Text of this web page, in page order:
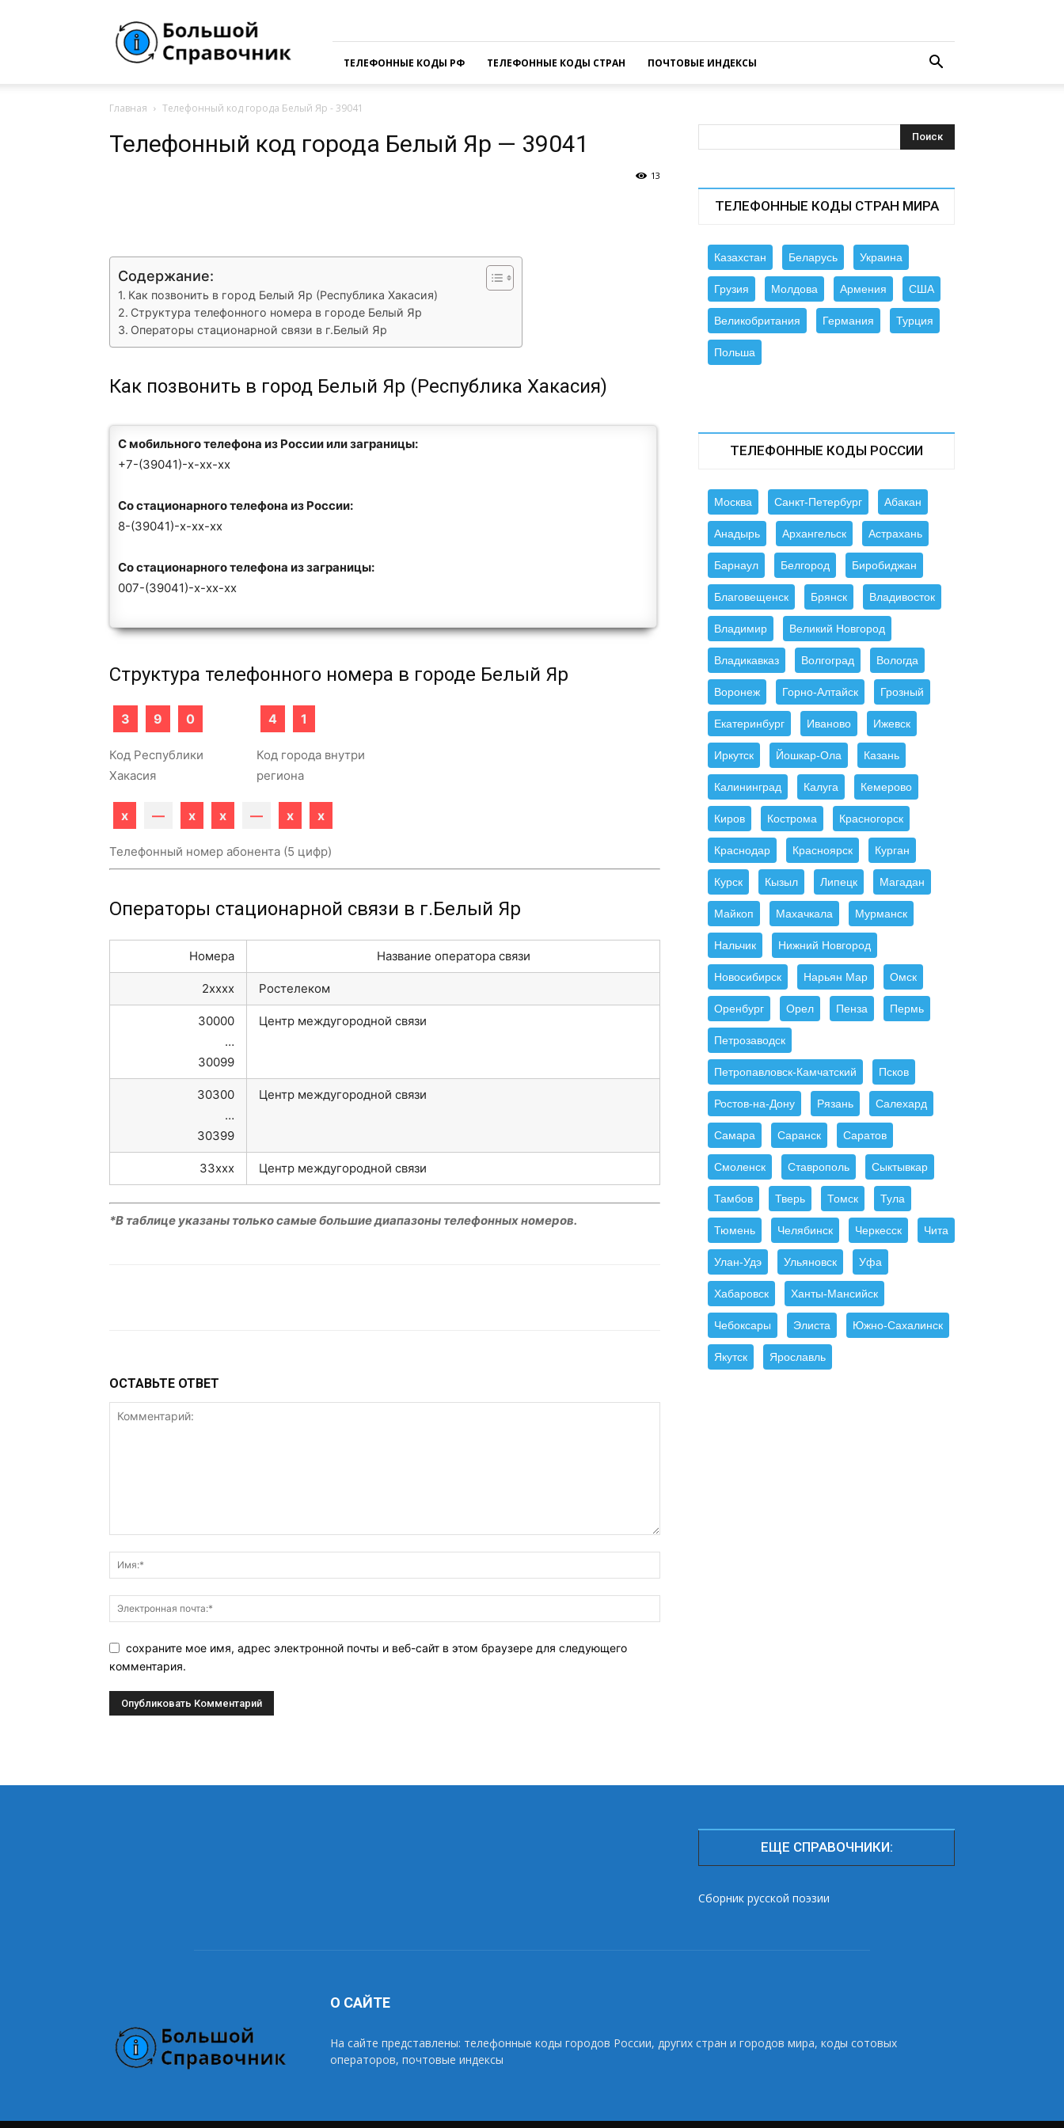
Справочная
России
ТЕЛЕФОННЫЕ КОДЫ РФ
ТЕЛЕФОННЫЕ КОДЫ СТРАН ПОЧТОВЫЕ ИНДЕКСЫ
Главная Телефонный код города Белый Яр - 39041
Телефонный код города Белый Яр — 39041
13
Содержание:
Как позвонить в город Белый Яр (Республика Хакасия)
Структура телефонного номера в городе Белый Яр
Операторы стационарной связи в г.Белый Яр
Как позвонить в город Белый Яр (Республика Хакасия)
С мобильного телефона из России или заграницы:
+7-(39041)-x-xx-xx
Со стационарного телефона из России:
8-(39041)-x-xx-xx
Со стационарного телефона из заграницы:
007-(39041)-x-xx-xx
Структура телефонного номера в городе Белый Яр
3 9 0
Код Республики
Хакасия
4 1
Код города внутри
региона
x — x x — x x
Телефонный номер абонента (5 цифр)
Операторы стационарной связи в г.Белый Яр
Номера Название оператора связи
2xxxx Ростелеком
30000
…
30099
Центр междугородной связи
30300
…
30399
Центр междугородной связи
33xxx Центр междугородной связи
*В таблице указаны только самые большие диапазоны телефонных номеров.
ОСТАВЬТЕ ОТВЕТ
сохраните мое имя, адрес электронной почты и веб-сайт в этом браузере для следующего
комментария.
ТЕЛЕФОННЫЕ КОДЫ СТРАН МИРА
Казахстан Беларусь Украина
Грузия Молдова Армения США
Великобритания Германия Турция
Польша
ТЕЛЕФОННЫЕ КОДЫ РОССИИ
Москва Санкт-Петербург Абакан
Анадырь Архангельск Астрахань
Барнаул Белгород Биробиджан
Благовещенск Брянск Владивосток
Владимир Великий Новгород
Владикавказ Волгоград Вологда
Воронеж Горно-Алтайск Грозный
Екатеринбург Иваново Ижевск
Иркутск Йошкар-Ола Казань
Калининград Калуга Кемерово
Киров Кострома Красногорск
Краснодар Красноярск Курган
Курск Кызыл Липецк Магадан
Майкоп Махачкала Мурманск
Нальчик Нижний Новгород
Новосибирск Нарьян Мар Омск
Оренбург Орел Пенза Пермь
Петрозаводск
Петропавловск-Камчатский Псков
Ростов-на-Дону Рязань Салехард
Самара Саранск Саратов
Смоленск Ставрополь Сыктывкар
Тамбов Тверь Томск Тула
Тюмень Челябинск Черкесск Чита
Улан-Удэ Ульяновск Уфа
Хабаровск Ханты-Мансийск
Чебоксары Элиста Южно-Сахалинск
Якутск Ярославль
ЕЩЕ СПРАВОЧНИКИ:
Сборник русской поэзии
О САЙТЕ
На сайте представлены: телефонные коды городов России, других стран и городов мира, коды сотовых
операторов, почтовые индексы